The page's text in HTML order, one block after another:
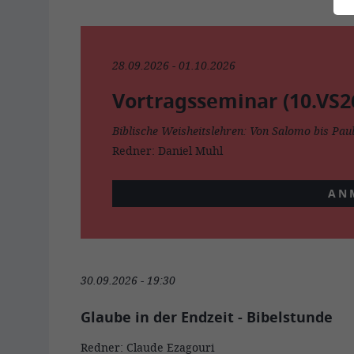
28.09.2026 - 01.10.2026
Vortragsseminar
Biblische Weisheitslehren: Von Salomo bis
Redner: Daniel Muhl
30.09.2026 - 19:30
Glaube in der Endzeit - Bibelstunde
Redner: Claude Ezagouri